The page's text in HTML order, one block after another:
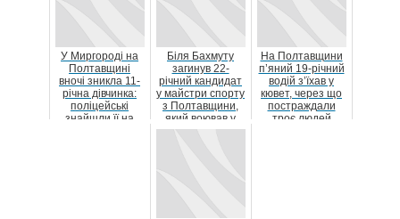
У Миргороді на
Полтавщині
вночі зникла 11-
річна дівчинка:
поліцейські
знайшли її на
Біля Бахмуту
загинув 22-
річний кандидат
у майстри спорту
з Полтавщини,
який воював у
складі «Азову»
На Полтавщини
п’яний 19-річний
водій з’їхав у
кювет, через що
постраждали
троє людей